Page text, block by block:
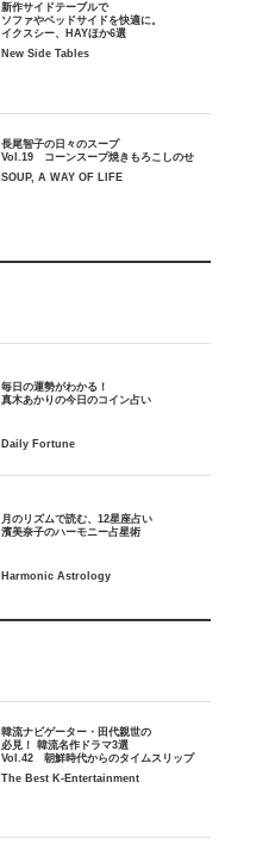
新作サイドテーブルで
ソファやベッドサイドを快適に。
イクスシー、HAYほか6選
New Side Tables
長尾智子の日々のスープ
Vol.19 コーンスープ焼きもろこしのせ
SOUP, A WAY OF LIFE
毎日の運勢がわかる！
月のリズムで読む、12星座占い
韓流ナビゲーター・田代親世の
必見！ 韓流名作ドラマ3選
Vol.42 朝鮮時代からのタイムスリップ
The Best K-Entertainment